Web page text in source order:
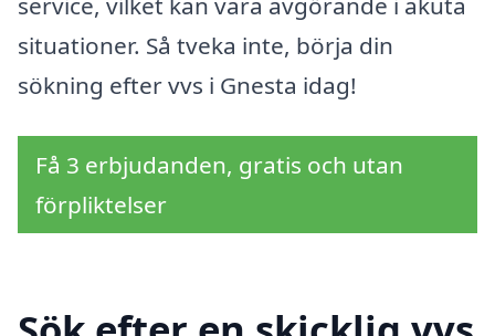
situationer. Så tveka inte, börja din
sökning efter vvs i Gnesta idag!
Få 3 erbjudanden, gratis och utan
förpliktelser